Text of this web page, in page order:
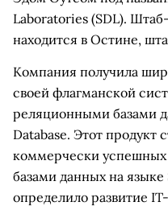
Laboratories (SDL).
находится в Остине,
Компания получила
своей флагманской
реляционными базами
Database. Этот продукт
коммерчески
базами данных на
определило развитие